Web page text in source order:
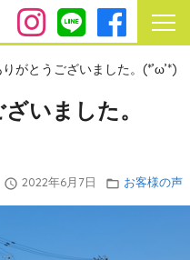
がとうございました。(*’ω’*)
いました。
query_builder 2022年6月7日 folder_open お客様の声